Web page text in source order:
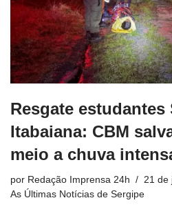
Resgate estudantes
Itabaiana: CBM
meio a chuva
por Redação Imprensa 24h
21 de
As Últimas Notícias de Sergipe